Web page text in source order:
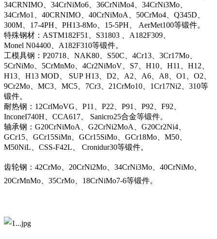
34CRNIMO、34CrNiMo6、36CrNiMo4、34CrNi3Mo、
34CrMo1、40CRNIMO、40CrNiMoA、50CrMo4、Q345D、
300M、17-4PH、PH13-8Mo、15-5PH、 AerMet100等锻件。
特殊钢材：ASTM182F51、S31803 、A182F309、
Monel N04400、A182F310等锻件。
工模具钢：P20718、NAK80、S50C、4Cr13、3Cr17Mo、
5CrNiMo、5CrMnMo、4Cr2NiMoV、S7、H10、H11、H12、
H13、H13 MOD、 SUP H13、D2、A2、A6、A8、O1、O2、
9Cr2Mo、MC3、MC5、7Cr3、21CrMo10、1Cr17Ni2、310等
锻件。
耐热钢：12CrlMoVG、P11、P22、P91、P92、F92、
InconeI740H、CCA617、 Sanicro25合金等锻件。
轴承钢：G20CrNiMoA、G2CrNi2MoA、G20Cr2Ni4、
GCr15、GCr15SiMn、GCr15SiMo、GCr18Mo、M50、
M50NiL、CSS-F42L、 Cronidur30等锻件。
齿轮钢：42CrMo、20CrNi2Mo、34CrNi3Mo、40CrNiMo、
20CrMnMo、35CrMo、18CrNiMo7-6等锻件。